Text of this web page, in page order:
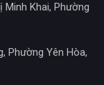
Minh Khai, Phường
Phường Yên Hòa,